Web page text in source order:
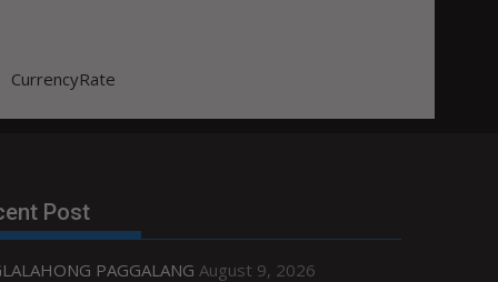
CurrencyRate
Post
PAGGALANG August 9, 2026